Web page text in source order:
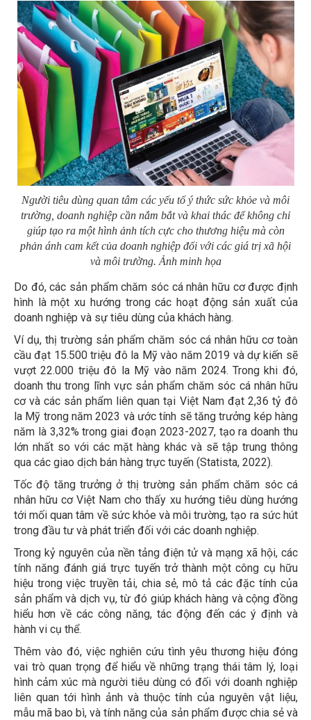
Người tiêu dùng quan tâm các yếu tố ý thức sức khỏe và môi
trường, doanh nghiệp cần nắm bắt và khai thác để không chỉ
giúp tạo ra một hình ảnh tích cực cho thương hiệu mà còn
phản ánh cam kết của doanh nghiệp đối với các giá trị xã hội
và môi trường. Ảnh minh họa
Do đó, các sản phẩm chăm sóc cá nhân hữu cơ được định
hình là một xu hướng trong các hoạt động sản xuất của
doanh nghiệp và sự tiêu dùng của khách hàng.
Ví dụ, thị trường sản phẩm chăm sóc cá nhân hữu cơ toàn
cầu đạt 15.500 triệu đô la Mỹ vào năm 2019 và dự kiến sẽ
vượt 22.000 triệu đô la Mỹ vào năm 2024. Trong khi đó,
doanh thu trong lĩnh vực sản phẩm chăm sóc cá nhân hữu
cơ và các sản phẩm liên quan tại Việt Nam đạt 2,36 tỷ đô
la Mỹ trong năm 2023 và ước tính sẽ tăng trưởng kép hàng
năm là 3,32% trong giai đoạn 2023-2027, tạo ra doanh thu
lớn nhất so với các mặt hàng khác và sẽ tập trung thông
qua các giao dịch bán hàng trực tuyến (Statista, 2022).
Tốc độ tăng trưởng ở thị trường sản phẩm chăm sóc cá
nhân hữu cơ Việt Nam cho thấy xu hướng tiêu dùng hướng
tới mối quan tâm về sức khỏe và môi trường, tạo ra sức hút
trong đầu tư và phát triển đối với các doanh nghiệp.
Trong kỷ nguyên của nền tảng điện tử và mạng xã hội, các
tính năng đánh giá trực tuyến trở thành một công cụ hữu
hiệu trong việc truyền tải, chia sẻ, mô tả các đặc tính của
sản phẩm và dịch vụ, từ đó giúp khách hàng và cộng đồng
hiểu hơn về các công năng, tác động đến các ý định và
hành vi cụ thể.
Thêm vào đó, việc nghiên cứu tình yêu thương hiệu đóng
vai trò quan trọng để hiểu về những trạng thái tâm lý, loại
hình cảm xúc mà người tiêu dùng có đối với doanh nghiệp
liên quan tới hình ảnh và thuộc tính của nguyên vật liệu,
mẫu mã bao bì, và tính năng của sản phẩm được chia sẻ và